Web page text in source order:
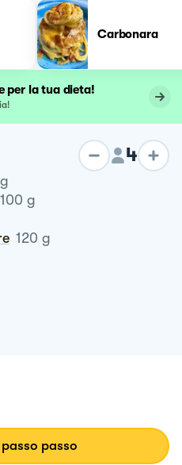
Carbonara
per la tua dieta!
4
g
100 g
120 g
passo